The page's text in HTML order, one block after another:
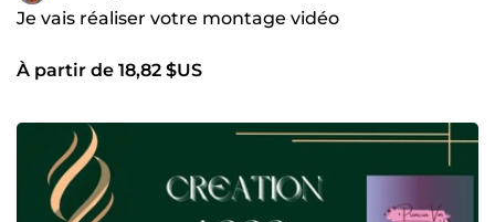
Je vais réaliser votre montage vidéo
À partir de 18,82 $US